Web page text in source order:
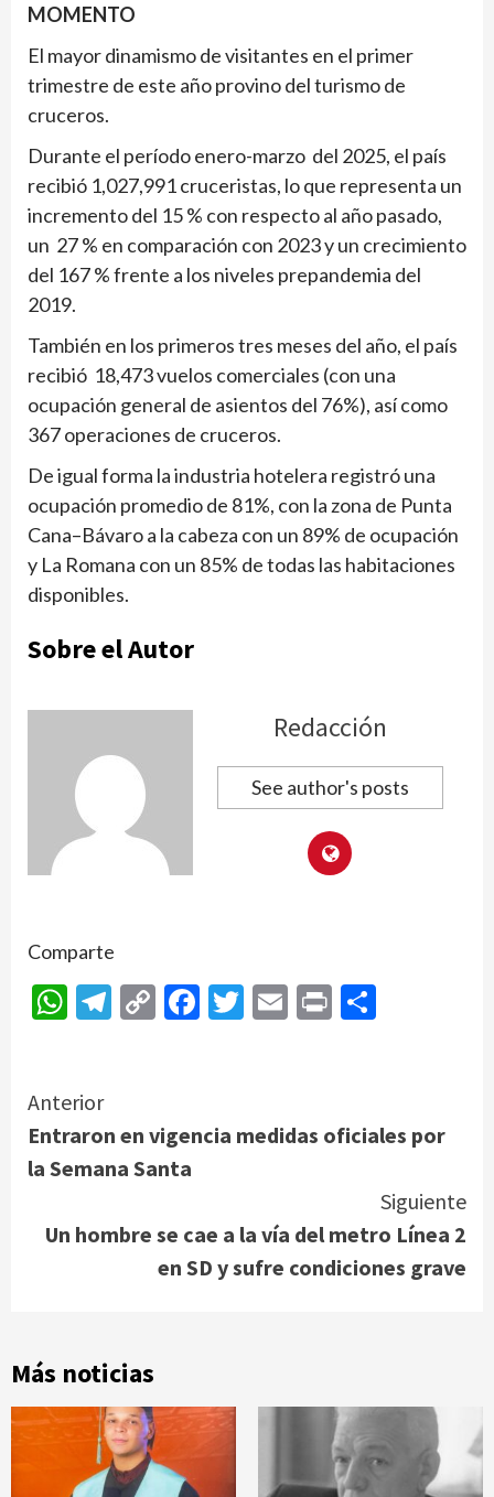
MOMENTO
El mayor dinamismo de visitantes en el primer
trimestre de este año provino del turismo de
cruceros.
Durante el período enero-marzo del 2025, el país
recibió 1,027,991 cruceristas, lo que representa un
incremento del 15 % con respecto al año pasado,
un 27 % en comparación con 2023 y un crecimiento
del 167 % frente a los niveles prepandemia del
2019.
También en los primeros tres meses del año, el país
recibió 18,473 vuelos comerciales (con una
ocupación general de asientos del 76%), así como
367 operaciones de cruceros.
De igual forma la industria hotelera registró una
ocupación promedio de 81%, con la zona de Punta
Cana–Bávaro a la cabeza con un 89% de ocupación
y La Romana con un 85% de todas las habitaciones
disponibles.
Sobre el Autor
Redacción
See author's posts
Comparte
WhatsApp
Telegram
CopyFacebook
Twitter
Email
Print
Continue
Reading
Anterior
Entraron en vigencia medidas oficiales por
la Semana Santa
Siguiente
Un hombre se cae a la vía del metro Línea 2
en SD y sufre condiciones grave
Más noticias